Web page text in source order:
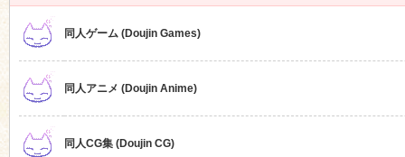
同人ゲーム (Doujin Games)
同人アニメ (Doujin Anime)
同人CG集 (Doujin CG)